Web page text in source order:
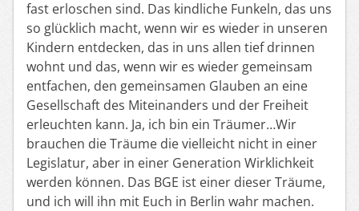
fast erloschen sind. Das kindliche Funkeln, das uns
so glücklich macht, wenn wir es wieder in unseren
Kindern entdecken, das in uns allen tief drinnen
wohnt und das, wenn wir es wieder gemeinsam
entfachen, den gemeinsamen Glauben an eine
Gesellschaft des Miteinanders und der Freiheit
erleuchten kann. Ja, ich bin ein Träumer…Wir
brauchen die Träume die vielleicht nicht in einer
Legislatur, aber in einer Generation Wirklichkeit
werden können. Das BGE ist einer dieser Träume,
und ich will ihn mit Euch in Berlin wahr machen.